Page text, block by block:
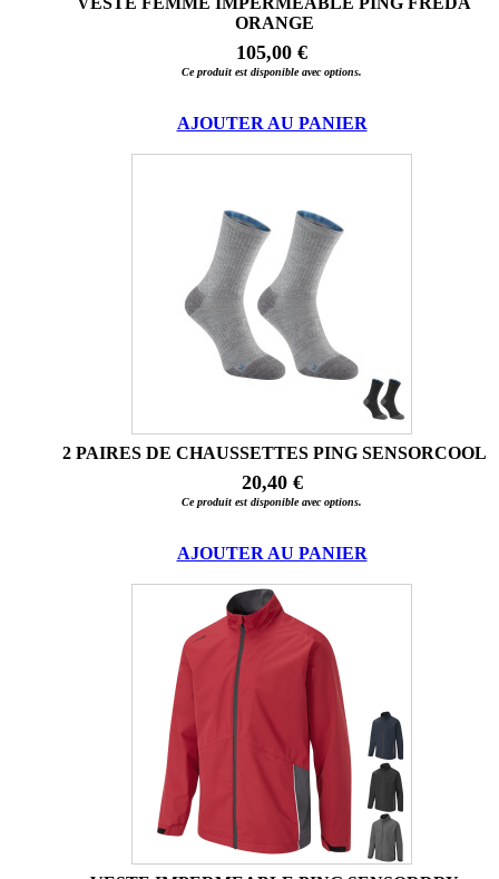
ORANGE
105,00 €
Ce produit est disponible avec options.
AJOUTER AU PANIER
2 PAIRES DE CHAUSSETTES PING SENSORCOOL
20,40 €
Ce produit est disponible avec options.
AJOUTER AU PANIER